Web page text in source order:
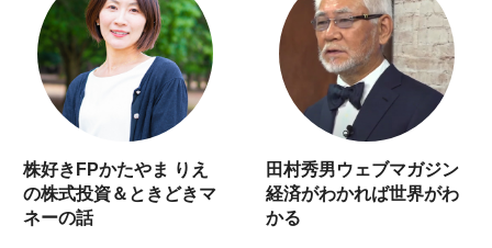
株好きFPかたやま りえ
の株式投資＆ときどきマ
ネーの話
田村秀男ウェブマガジン
経済がわかれば世界がわ
かる